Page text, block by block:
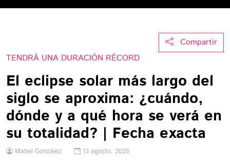
Compartir
TENDRÁ UNA DURACIÓN RÉCORD
El eclipse solar más largo del
siglo se aproxima: ¿cuándo,
dónde y a qué hora se verá en
su totalidad? | Fecha exacta
Mabel González 13 agosto, 2025